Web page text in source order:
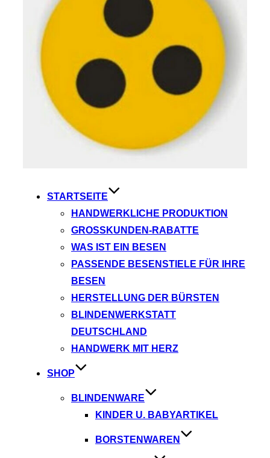
STARTSEITE
HANDWERKLICHE PRODUKTION
GROSSKUNDEN-RABATTE
WAS IST EIN BESEN
PASSENDE BESENSTIELE FÜR IHRE
BESEN
HERSTELLUNG DER BÜRSTEN
BLINDENWERKSTATT
DEUTSCHLAND
HANDWERK MIT HERZ
SHOP
BLINDENWARE
KINDER U. BABYARTIKEL
BORSTENWAREN